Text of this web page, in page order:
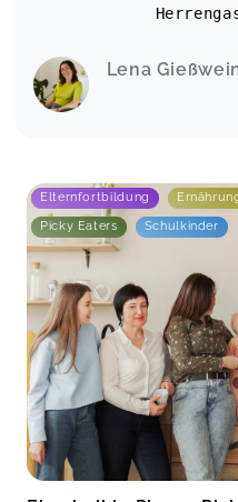
Lena
Elternfortbildung
Picky Eaters Schulkinder